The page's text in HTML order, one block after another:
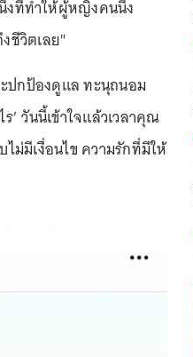
งที่ทำให้ผู้หญิงคนนึง
ชีวิตเลย"
ปกป้องดูแล ทะนุถนอม
วันนี้เข้าใจแล้วเวลาคุณ
ม่มีเงื่อนไข ความรักที่มีให้